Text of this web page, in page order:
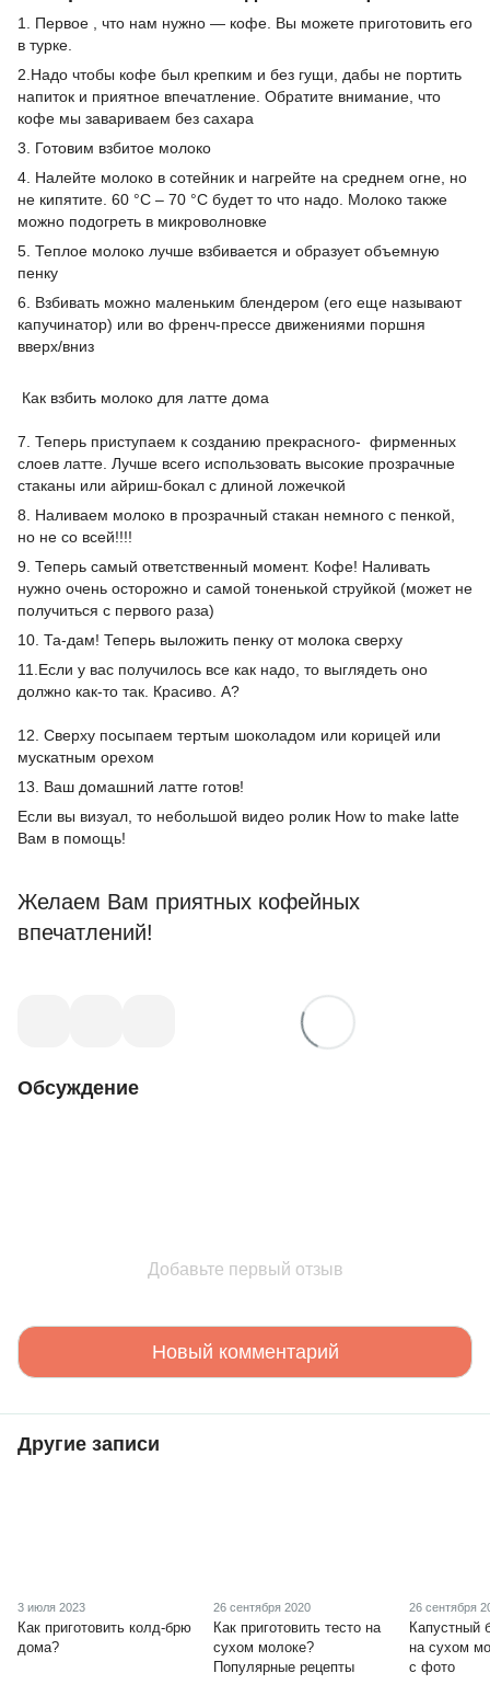
1. Первое , что нам нужно — кофе. Вы можете приготовить его
в турке.
2.Надо чтобы кофе был крепким и без гущи, дабы не портить
напиток и приятное впечатление. Обратите внимание, что
кофе мы завариваем без сахара
3. Готовим взбитое молоко
4. Налейте молоко в сотейник и нагрейте на среднем огне, но
не кипятите. 60 °C – 70 °C будет то что надо. Молоко также
можно подогреть в микроволновке
5. Теплое молоко лучше взбивается и образует объемную
пенку
6. Взбивать можно маленьким блендером (его еще называют
капучинатор) или во френч-прессе движениями поршня
вверх/вниз
Как взбить молоко для латте дома
7. Теперь приступаем к созданию прекрасного- фирменных
слоев латте. Лучше всего использовать высокие прозрачные
стаканы или айриш-бокал с длиной ложечкой
8. Наливаем молоко в прозрачный стакан немного с пенкой,
но не со всей!!!!
9. Теперь самый ответственный момент. Кофе! Наливать
нужно очень осторожно и самой тоненькой струйкой (может не
получиться с первого раза)
10. Та-дам! Теперь выложить пенку от молока сверху
11.Если у вас получилось все как надо, то выглядеть оно
должно как-то так. Красиво. А?
12. Cверху посыпаем тертым шоколадом или корицей или
мускатным орехом
13. Ваш домашний латте готов!
Если вы визуал, то небольшой видео ролик How to make latte
Вам в помощь!
Желаем Вам приятных кофейных
впечатлений!
Обсуждение
Добавьте первый отзыв
Новый комментарий
Другие записи
3 июля 2023
Как приготовить колд-брю
дома?
26 сентября 2020
Как приготовить тесто на
сухом молоке?
Популярные рецепты
26 сентября
Капустный
на сухом
с фото